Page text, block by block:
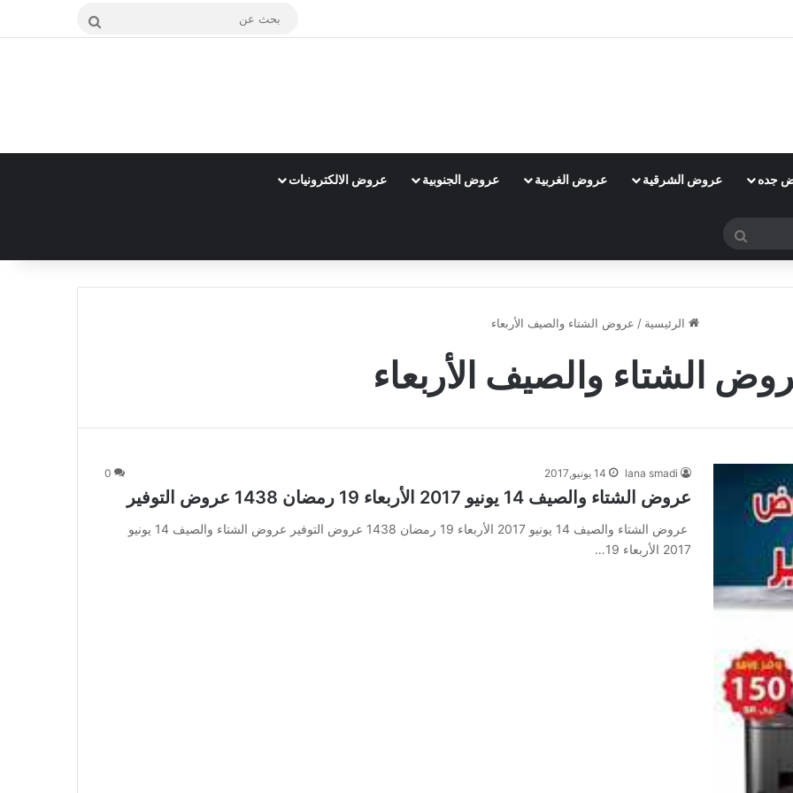
بحث
جده عروض الشرقية عروض الغربية عروض الجنوبية عروض الالكترونيات
بحث
الرئيسية / عروض الشتاء والصيف الأربعاء
الشتاء والصيف الأربعاء
lana smadi 14 يونيو,2017 0
عروض الشتاء والصيف 14 يونيو 2017 الأربعاء 19 رمضان 1438 عروض التوفير
عروض الشتاء والصيف 14 يونيو 2017 الأربعاء 19 رمضان 1438 عروض التوفير عروض الشتاء والصيف 14 يونيو
2017 الأربعاء 19…